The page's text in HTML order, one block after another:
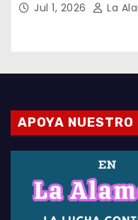
Jul 1, 2026 La
APOYA